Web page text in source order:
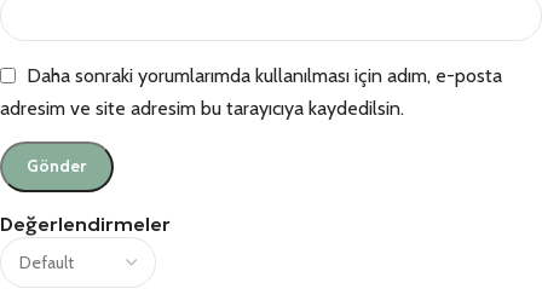
Değerlendirmeler
Daha sonraki yorumlarımda kullanılması için adım, e-posta
adresim ve site adresim bu tarayıcıya kaydedilsin.